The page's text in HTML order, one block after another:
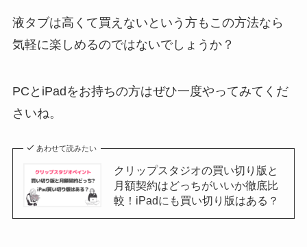
液タブは高くて買えないという方もこの方法なら
気軽に楽しめるのではないでしょうか？
PCとiPadをお持ちの方はぜひ一度やってみてくだ
さいね。
あわせて読みたい
クリップスタジオの買い切り版と
月額契約はどっちがいいか徹底比
較！iPadにも買い切り版はある？